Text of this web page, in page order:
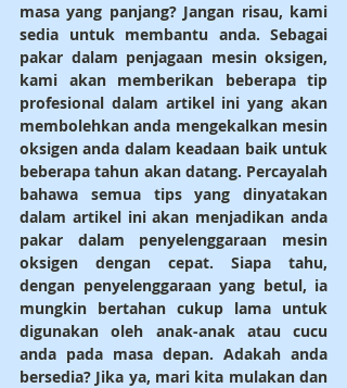
masa yang panjang? Jangan risau, kami
sedia untuk membantu anda. Sebagai
pakar dalam penjagaan mesin oksigen,
kami akan memberikan beberapa tip
profesional dalam artikel ini yang akan
membolehkan anda mengekalkan mesin
oksigen anda dalam keadaan baik untuk
beberapa tahun akan datang. Percayalah
bahawa semua tips yang dinyatakan
dalam artikel ini akan menjadikan anda
pakar dalam penyelenggaraan mesin
oksigen dengan cepat. Siapa tahu,
dengan penyelenggaraan yang betul, ia
mungkin bertahan cukup lama untuk
digunakan oleh anak-anak atau cucu
anda pada masa depan. Adakah anda
bersedia? Jika ya, mari kita mulakan dan